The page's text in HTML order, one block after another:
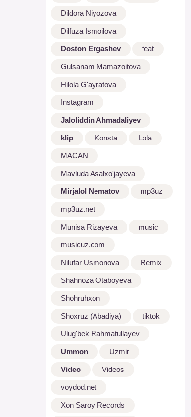
Dildora Niyozova
Dilfuza Ismoilova
Doston Ergashev feat
Gulsanam Mamazoitova
Hilola G'ayratova
Instagram
Jaloliddin Ahmadaliyev
klip Konsta Lola
MACAN
Mavluda Asalxo'jayeva
Mirjalol Nematov mp3uz
mp3uz.net
Munisa Rizayeva music
musicuz.com
Nilufar Usmonova Remix
Shahnoza Otaboyeva
Shohruhxon
Shoxruz (Abadiya) tiktok
Ulug'bek Rahmatullayev
Ummon Uzmir
Video Videos
voydod.net
Xon Saroy Records